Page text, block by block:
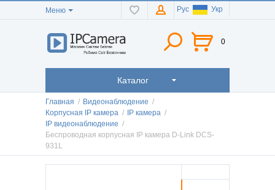
Меню Рус Укр
0
Каталог
Главная / Видеонаблюдение /
Корпусная IP камера / IP камера /
IP видеонаблюдение /
Беспроводная корпусная IP камера D-Link DCS-
931L